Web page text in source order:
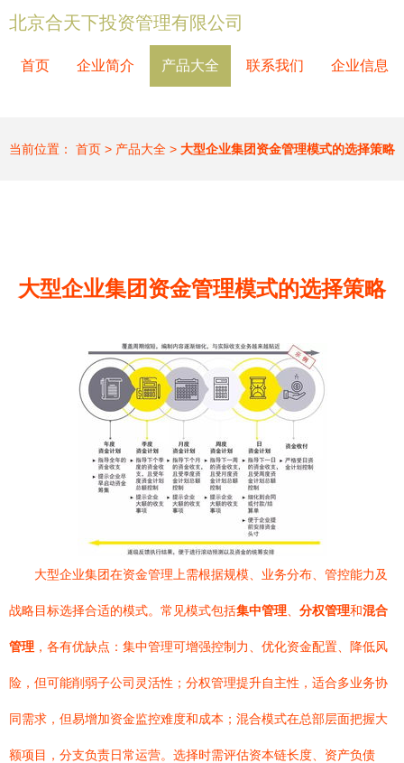
北京合天下投资管理有限公司
首页 企业简介 产品大全 联系我们 企业信息
当前位置： 首页 > 产品大全 > 大型企业集团资金管理模式的选择策略
大型企业集团资金管理模式的选择策略
大型企业集团在资金管理上需根据规模、业务分布、管控能力及
战略目标选择合适的模式。常见模式包括集中管理 分权管理和混合
管理 ，各有优缺点：集中管理可增强控制力、优化资金配置、降低风
险，但可能削弱子公司灵活性；分权管理提升自主性，适合多业务协
同需求，但易增加资金监控难度和成本；混合模式在总部层面把握大
额项目，分支负责日常运营。选择时需评估资本链长度、资产负债